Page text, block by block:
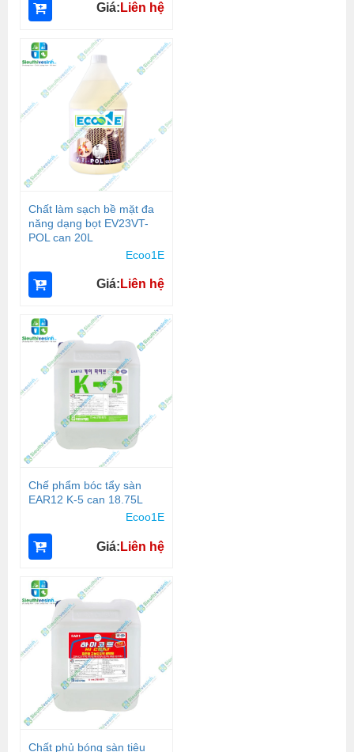
Giá: Liên hệ
Chất làm sạch bề mặt đa
năng dạng bọt EV23VT-
POL can 20L
Ecoo1E
Giá: Liên hệ
Chế phẩm bóc tẩy sàn
EAR12 K-5 can 18.75L
Ecoo1E
Giá: Liên hệ
Chất phủ bóng sàn tiêu